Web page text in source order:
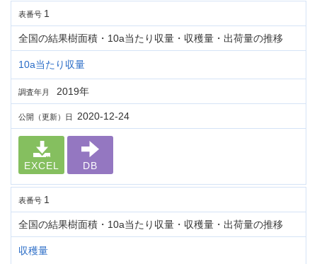
表番号 1
全国の結果樹面積・10a当たり収量・収穫量・出荷量の推移
10a当たり収量
調査年月 2019年
公開（更新）日 2020-12-24
EXCEL DB
表番号 1
全国の結果樹面積・10a当たり収量・収穫量・出荷量の推移
収穫量